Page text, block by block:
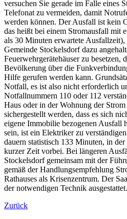
versuchen Sie gerade im Falle eines
Telefonat zu vermeiden, damit
werden können. Der Ausfall ist kein
das heißt bei einem Stromausfall mit
als 30 Minuten erwartete
Gemeinde Stockelsdorf dazu
Feuerwehrgerätehäuser zu
Bevölkerung über die
Hilfe gerufen werden kann.
Notfall, es ist also nicht erforderlich
Notfallnummern 110 oder 112
Haus oder in der Wohnung der
sichergestellt werden, dass es sich
eigene Immobilie bezogenen Ausfall
sein, ist ein Elektriker zu
dauern statistisch 133 Minuten, in
kurzer Zeit vorbei. Bei längeren
Stockelsdorf gemeinsam mit der
gemäß der Handlungsempfehlung
Rathauses als Krisenzentrum. Der
der notwendigen Technik ausgestattet.
Zurück